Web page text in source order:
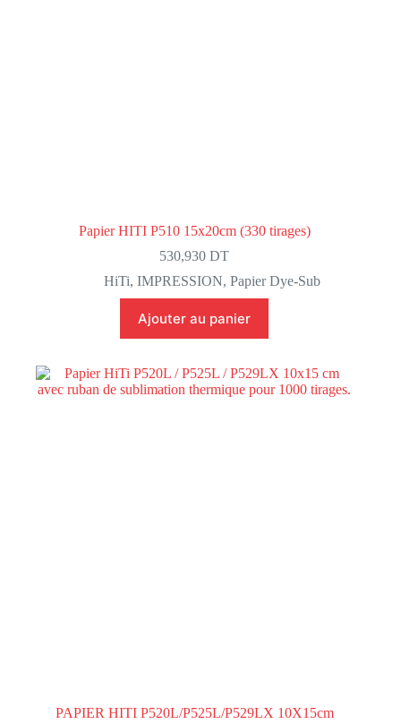
Papier HITI P510 15x20cm (330 tirages)
530,930DT
HiTi,IMPRESSION,Papier Dye-Sub
Ajouter au panier
PAPIER HITI P520L/P525L/P529LX 10X15cm